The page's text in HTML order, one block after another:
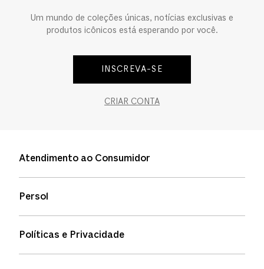
Um mundo de coleções únicas, notícias exclusivas e
produtos icônicos está esperando por você.
INSCREVA-SE
CRIAR CONTA
Atendimento ao Consumidor
Status de pedidos
Política de garantia
Persol
Políticas e Privacidade